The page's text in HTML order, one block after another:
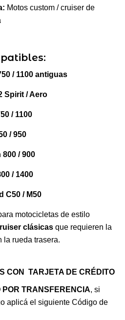
Motos custom / cruiser de
/ 1100 antiguas
Spirit / Aero
/ 1100
/ 950
800 / 900
/ 1400
C50 / M50
motocicletas de estilo
clásicas que requieren la
la rueda trasera.
CON TARJETA DE CRÉDITO
TRANSFERENCIA, si
aplicá el siguiente Código de